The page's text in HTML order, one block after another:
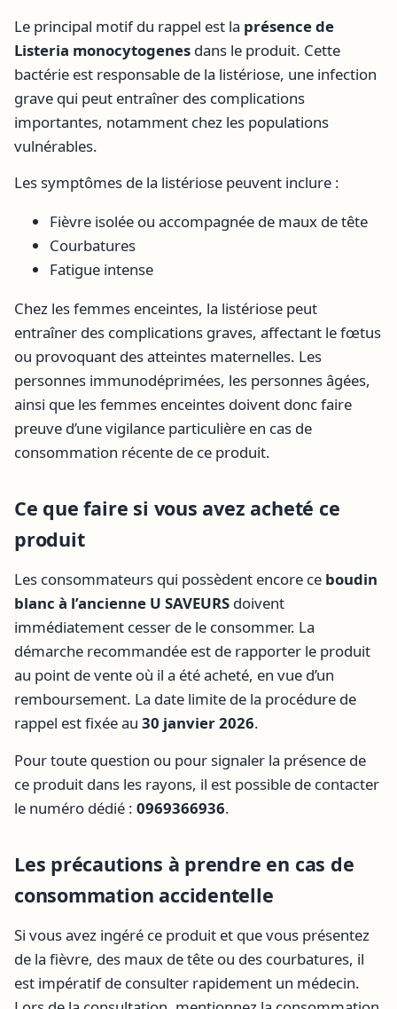
Le principal motif du rappel est la présence de
Listeria monocytogenes dans le produit. Cette
bactérie est responsable de la listériose, une infection
grave qui peut entraîner des complications
importantes, notamment chez les populations
vulnérables.
Les symptômes de la listériose peuvent inclure :
Fièvre isolée ou accompagnée de maux de tête
Courbatures
Fatigue intense
Chez les femmes enceintes, la listériose peut
entraîner des complications graves, affectant le fœtus
ou provoquant des atteintes maternelles. Les
personnes immunodéprimées, les personnes âgées,
ainsi que les femmes enceintes doivent donc faire
preuve d’une vigilance particulière en cas de
consommation récente de ce produit.
Ce que faire si vous avez acheté ce
produit
Les consommateurs qui possèdent encore ce boudin
blanc à l’ancienne U SAVEURS doivent
immédiatement cesser de le consommer. La
démarche recommandée est de rapporter le produit
au point de vente où il a été acheté, en vue d’un
remboursement. La date limite de la procédure de
rappel est fixée au 30 janvier 2026.
Pour toute question ou pour signaler la présence de
ce produit dans les rayons, il est possible de contacter
le numéro dédié : 0969366936.
Les précautions à prendre en cas de
consommation accidentelle
Si vous avez ingéré ce produit et que vous présentez
de la fièvre, des maux de tête ou des courbatures, il
est impératif de consulter rapidement un médecin.